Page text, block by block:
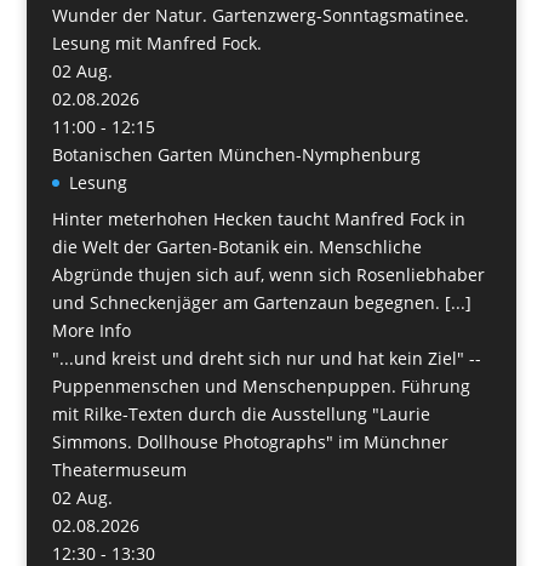
Wunder der Natur. Gartenzwerg-Sonntagsmatinee.
Lesung mit Manfred Fock.
02 Aug.
02.08.2026
11:00 - 12:15
Botanischen Garten München-Nymphenburg
Lesung
Hinter meterhohen Hecken taucht Manfred Fock in
die Welt der Garten-Botanik ein. Menschliche
Abgründe thujen sich auf, wenn sich Rosenliebhaber
und Schneckenjäger am Gartenzaun begegnen. [...]
More Info
"...und kreist und dreht sich nur und hat kein Ziel" --
Puppenmenschen und Menschenpuppen. Führung
mit Rilke-Texten durch die Ausstellung "Laurie
Simmons. Dollhouse Photographs" im Münchner
Theatermuseum
02 Aug.
02.08.2026
12:30 - 13:30